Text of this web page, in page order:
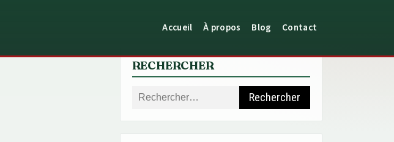
Accueil À propos Blog Contact
RECHERCHER
Rechercher :